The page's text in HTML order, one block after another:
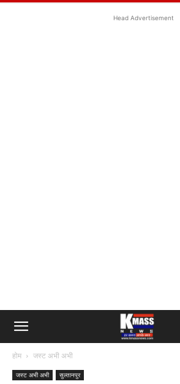
Head Advertisement
होम जस्ट अभी अभी
जस्ट अभी अभी सुल्तानपुर